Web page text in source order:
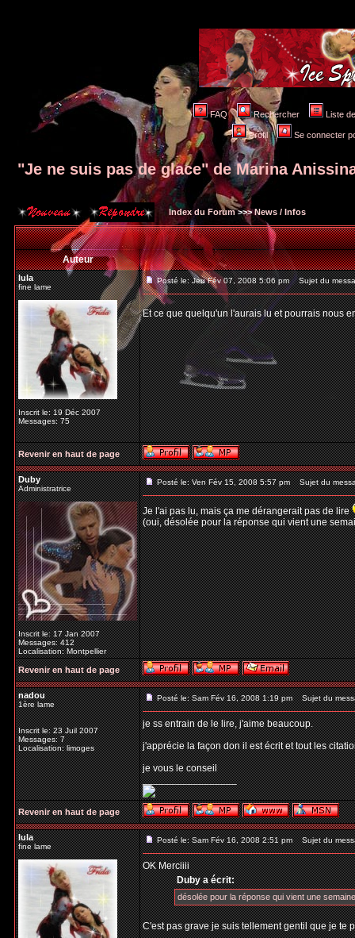
FAQ Rechercher Liste
Profil Se connecter
"Je ne suis pas de glace" de Marina
Index du Forum>>>News / Infos
Auteur
lula
fine lame
Inscrit le: 19 Déc 2007
Messages: 75
Posté le: Jeu Fév 07, 2008 5:06 pm Sujet du
Et ce que quelqu'un l'aurais lu et pourrais nous
Revenir en haut de page
Duby
Administratrice
Inscrit le: 17 Jan 2007
Messages: 412
Localisation: Montpellier
Posté le: Ven Fév 15, 2008 5:57 pm Sujet du
Je l'ai pas lu, mais ça me dérangerait pas de lire
(oui, désolée pour la réponse qui vient une
Revenir en haut de page
nadou
1ère lame
Inscrit le: 23 Juil 2007
Messages: 7
Localisation: limoges
Posté le: Sam Fév 16, 2008 1:19 pm Sujet du
je ss entrain de le lire, j'aime beaucoup.
j'apprécie la façon don il est écrit et tout les
je vous le conseil
_________________
Revenir en haut de page
lula
fine lame
Posté le: Sam Fév 16, 2008 2:51 pm Sujet du
OK Merciiii
Duby a écrit:
désolée pour la réponse qui vient une
C'est pas grave je suis tellement gentil que je te